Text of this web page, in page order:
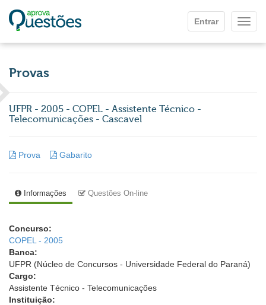
Entrar
Provas
UFPR - 2005 - COPEL - Assistente Técnico -
Telecomunicações - Cascavel
Prova Gabarito
Informações Questões On-line
Concurso:
COPEL - 2005
Banca:
UFPR (Núcleo de Concursos - Universidade Federal do Paraná)
Cargo:
Assistente Técnico - Telecomunicações
Instituição: